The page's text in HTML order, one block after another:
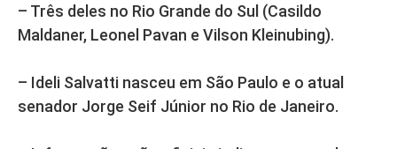
– Três deles no Rio Grande do Sul (Casildo
Maldaner, Leonel Pavan e Vilson Kleinubing).
– Ideli Salvatti nasceu em São Paulo e o atual
senador Jorge Seif Júnior no Rio de Janeiro.